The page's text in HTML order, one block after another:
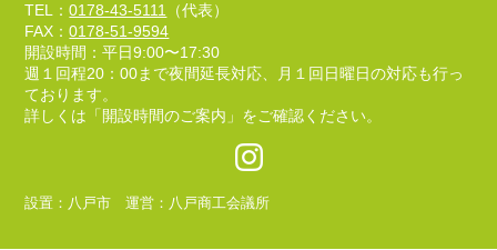
TEL：0178-43-5111 （代表）
FAX：0178-51-9594
開設時間：平日9:00〜17:30
週１回程20：00まで夜間延長対応、月１回日曜日の対応も行っ
ております。
詳しくは「開設時間のご案内」をご確認ください。
設置：八戸市 運営：八戸商工会議所